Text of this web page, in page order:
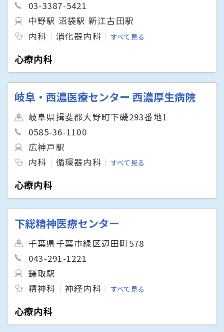
03-3387-5421
中野駅 沼袋駅 新江古田駅
内科
消化器内科 すべて見る
心療内科
岐阜・西濃医療センター 西濃厚生病院
岐阜県揖斐郡大野町下磯293番地1
0585-36-1100
広神戸駅
内科
循環器内科 すべて見る
心療内科
下総精神医療センター
千葉県千葉市緑区辺田町578
043-291-1221
鎌取駅
精神科
神経内科 すべて見る
心療内科